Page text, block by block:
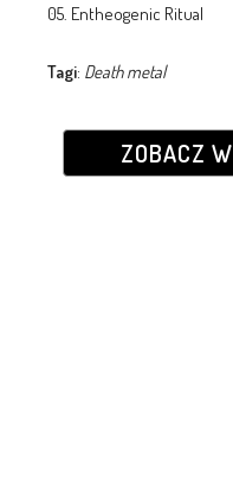
05. Entheogenic Ritual
Tagi: Death metal
ZOBACZ